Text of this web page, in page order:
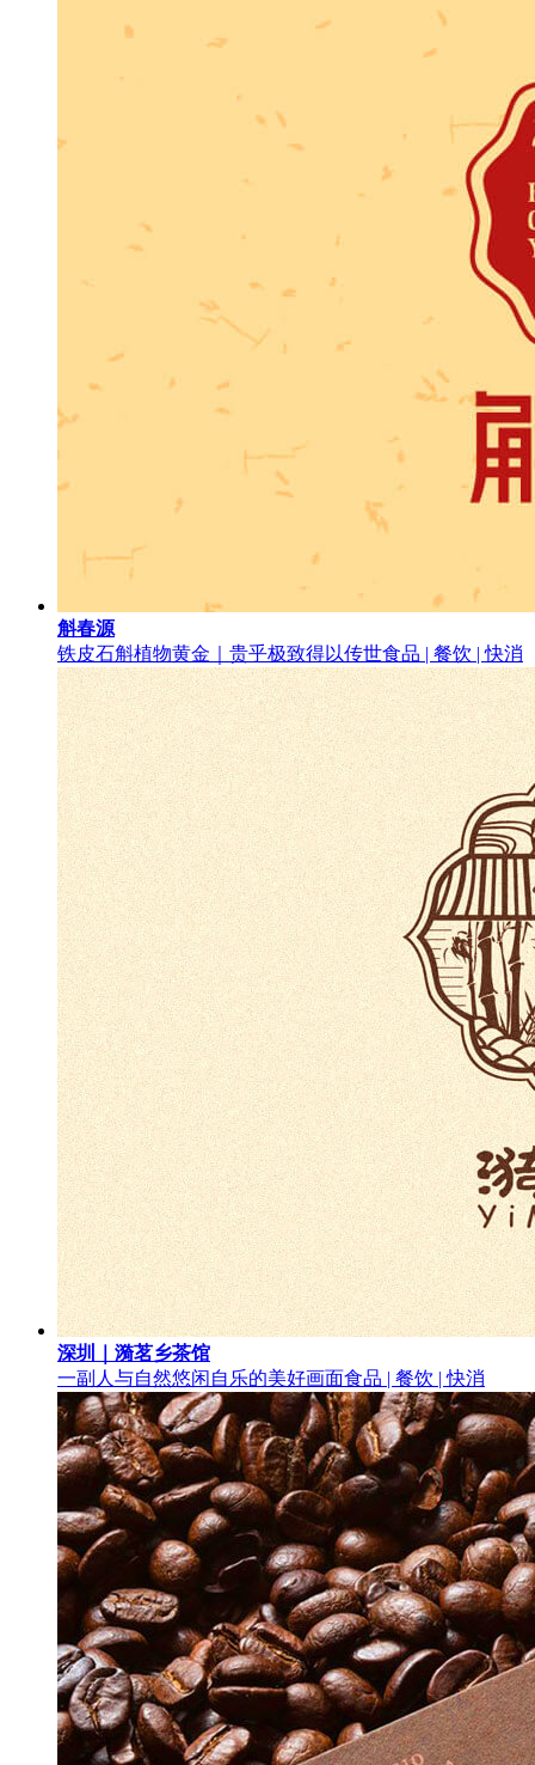
斛春源
铁皮石斛植物黄金｜贵乎极致得以传世食品 | 餐饮 | 快消
深圳｜漪茗乡茶馆
一副人与自然悠闲自乐的美好画面食品 | 餐饮 | 快消